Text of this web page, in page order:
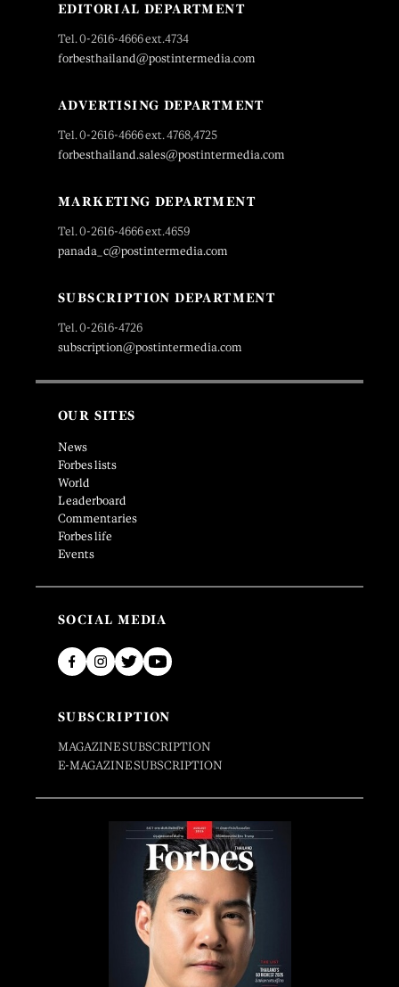
EDITORIAL DEPARTMENT
Tel. 0-2616-4666 ext.4734
forbesthailand@postintermedia.com
ADVERTISING DEPARTMENT
Tel. 0-2616-4666 ext. 4768,4725
forbesthailand.sales@postintermedia.com
MARKETING DEPARTMENT
Tel. 0-2616-4666 ext.4659
panada_c@postintermedia.com
SUBSCRIPTION DEPARTMENT
Tel. 0-2616-4726
subscription@postintermedia.com
OUR SITES
News
Forbes lists
World
Leaderboard
Commentaries
Forbes life
Events
SOCIAL MEDIA
SUBSCRIPTION
MAGAZINE SUBSCRIPTION
E-MAGAZINE SUBSCRIPTION